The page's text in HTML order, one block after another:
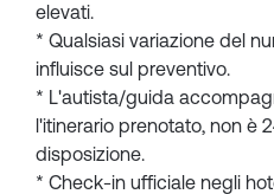
elevati.
* Qualsiasi variazione del
influisce sul preventivo.
* L'autista/guida
l'itinerario prenotato, non è
disposizione.
* Check-in ufficiale negli